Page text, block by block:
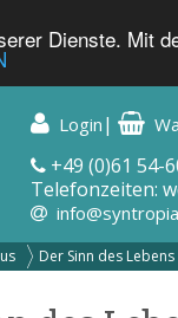
Dienste. Mit
Login |
+49 (0)61 54-
Telefonzeiten:
Der Sinn des Lebens